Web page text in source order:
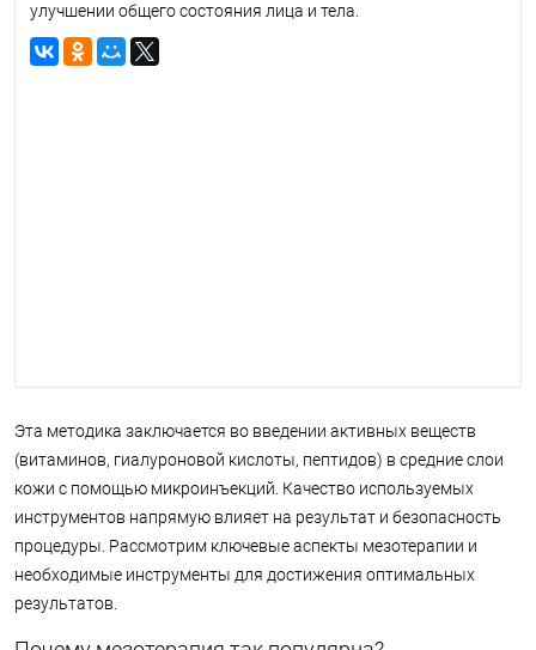
улучшении общего состояния лица и тела.
Эта методика заключается во введении активных веществ
(витаминов, гиалуроновой кислоты, пептидов) в средние слои
кожи с помощью микроинъекций. Качество используемых
инструментов напрямую влияет на результат и безопасность
процедуры. Рассмотрим ключевые аспекты мезотерапии и
необходимые инструменты для достижения оптимальных
результатов.